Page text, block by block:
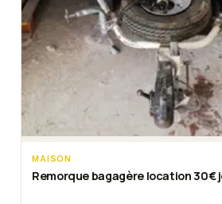
MAISON
Remorque bagagère location 30€